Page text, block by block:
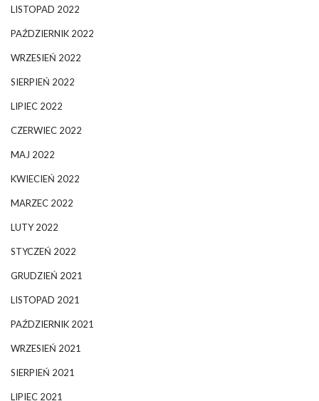
LISTOPAD 2022
PAŹDZIERNIK 2022
WRZESIEŃ 2022
SIERPIEŃ 2022
LIPIEC 2022
CZERWIEC 2022
MAJ 2022
KWIECIEŃ 2022
MARZEC 2022
LUTY 2022
STYCZEŃ 2022
GRUDZIEŃ 2021
LISTOPAD 2021
PAŹDZIERNIK 2021
WRZESIEŃ 2021
SIERPIEŃ 2021
LIPIEC 2021